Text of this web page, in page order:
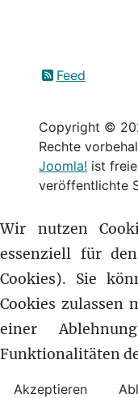
Feed
Copyright ©
Rechte
Joomla! ist
veröffentlichte
Wir nutzen
essenziell für
Cookies). Sie
Cookies zulassen
einer
Funktionalitäten
Akzeptieren